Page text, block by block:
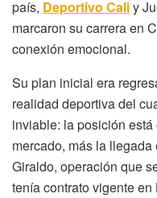
país, Deportivo Caliy
marcaron su carrera en
conexión emocional.
Su plan inicial era
realidad deportiva del
inviable: la posición
mercado, más la
Giraldo, operación que
tenía contrato vigente en